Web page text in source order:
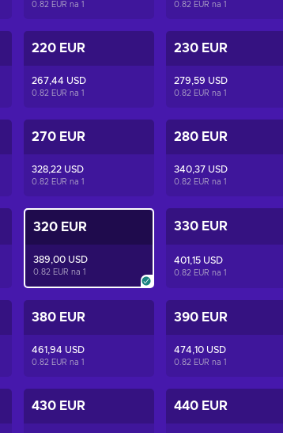
0.82 EUR na 1 0.82 EUR na 1
220 EUR
267,44 USD
0.82 EUR na 1
230 EUR
279,59 USD
0.82 EUR na 1
270 EUR
328,22 USD
0.82 EUR na 1
280 EUR
340,37 USD
0.82 EUR na 1
320 EUR
389,00 USD
0.82 EUR na 1
330 EUR
401,15 USD
0.82 EUR na 1
380 EUR
461,94 USD
0.82 EUR na 1
390 EUR
474,10 USD
0.82 EUR na 1
430 EUR 440 EUR